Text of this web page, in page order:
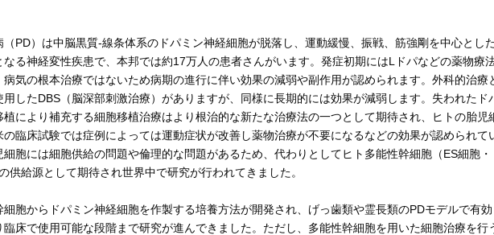
PD）は中脳黒質-線条体系のドパミン神経細胞が脱落し、運動緩慢、振戦、筋強剛を中心とし
なる神経変性疾患で、本邦では約17万人の患者さんがいます。発症初期にはLドパなどの薬物療
気の根本治療ではないため病期の進行に伴い効果の減弱や副作用が認められます。外科的治療
用したDBS（脳深部刺激治療）がありますが、同様に長期的には効果が減弱します。失われたド
植により補充する細胞移植治療はより根治的な新たな治療法の一つとして期待され、ヒトの胎児
の臨床試験では症例によっては運動症状が改善し薬物治療が不要になるなどの効果が認められて
細胞には細胞供給の問題や倫理的な問題があるため、代わりとしてヒト多能性幹細胞（ES細胞・
供給源として期待され世界中で研究が行われてきました。
胞からドパミン神経細胞を作製する培養方法が開発され、げっ歯類や霊長類のPDモデルで有効
床で使用可能な段階まで研究が進んできました。ただし、多能性幹細胞を用いた細胞治療を行